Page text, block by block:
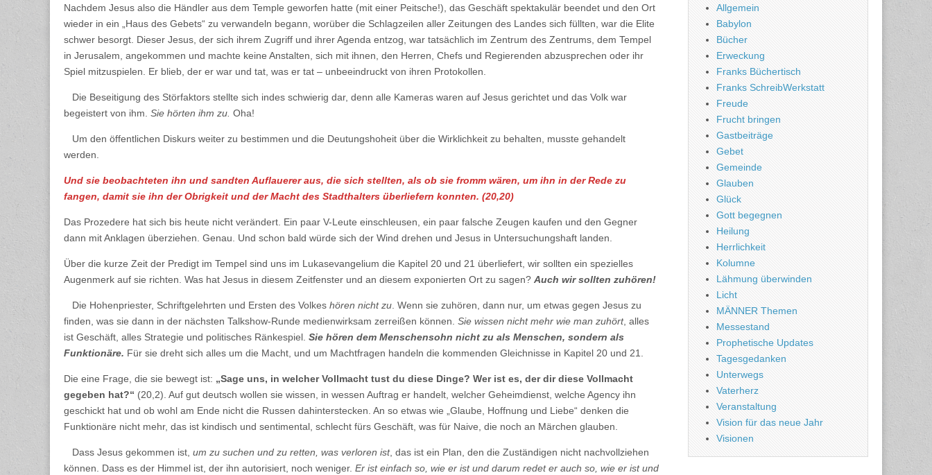
Nachdem Jesus also die Händler aus dem Temple geworfen hatte (mit einer Peitsche!), das Geschäft spektakulär beendet und den Ort
wieder in ein „Haus des Gebets“ zu verwandeln begann, worüber die Schlagzeilen aller Zeitungen des Landes sich füllten, war die Elite
schwer besorgt. Dieser Jesus, der sich ihrem Zugriff und ihrer Agenda entzog, war tatsächlich im Zentrum des Zentrums, dem Tempel
in Jerusalem, angekommen und machte keine Anstalten, sich mit ihnen, den Herren, Chefs und Regierenden abzusprechen oder ihr
Spiel mitzuspielen. Er blieb, der er war und tat, was er tat – unbeeindruckt von ihren Protokollen.
Die Beseitigung des Störfaktors stellte sich indes schwierig dar, denn alle Kameras waren auf Jesus gerichtet und das Volk war
begeistert von ihm. Sie hörten ihm zu. Oha!
Um den öffentlichen Diskurs weiter zu bestimmen und die Deutungshoheit über die Wirklichkeit zu behalten, musste gehandelt
werden.
Und sie beobachteten ihn und sandten Auflauerer aus, die sich stellten, als ob sie fromm wären, um ihn in der Rede zu
fangen, damit sie ihn der Obrigkeit und der Macht des Stadthalters überliefern konnten. (20,20)
Das Prozedere hat sich bis heute nicht verändert. Ein paar V-Leute einschleusen, ein paar falsche Zeugen kaufen und den Gegner
dann mit Anklagen überziehen. Genau. Und schon bald würde sich der Wind drehen und Jesus in Untersuchungshaft landen.
Über die kurze Zeit der Predigt im Tempel sind uns im Lukasevangelium die Kapitel 20 und 21 überliefert, wir sollten ein spezielles
Augenmerk auf sie richten. Was hat Jesus in diesem Zeitfenster und an diesem exponierten Ort zu sagen? Auch wir sollten zuhören!
Die Hohenpriester, Schriftgelehrten und Ersten des Volkes hören nicht zu. Wenn sie zuhören, dann nur, um etwas gegen Jesus zu
finden, was sie dann in der nächsten Talkshow-Runde medienwirksam zerreißen können. Sie wissen nicht mehr wie man zuhört, alles
ist Geschäft, alles Strategie und politisches Ränkespiel. Sie hören dem Menschensohn nicht zu als Menschen, sondern als
Funktionäre. Für sie dreht sich alles um die Macht, und um Machtfragen handeln die kommenden Gleichnisse in Kapitel 20 und 21.
Die eine Frage, die sie bewegt ist: „Sage uns, in welcher Vollmacht tust du diese Dinge? Wer ist es, der dir diese Vollmacht
gegeben hat?“ (20,2). Auf gut deutsch wollen sie wissen, in wessen Auftrag er handelt, welcher Geheimdienst, welche Agency ihn
geschickt hat und ob wohl am Ende nicht die Russen dahinterstecken. An so etwas wie „Glaube, Hoffnung und Liebe“ denken die
Funktionäre nicht mehr, das ist kindisch und sentimental, schlecht fürs Geschäft, was für Naive, die noch an Märchen glauben.
Dass Jesus gekommen ist, um zu suchen und zu retten, was verloren ist, das ist ein Plan, den die Zuständigen nicht nachvollziehen
können. Dass es der Himmel ist, der ihn autorisiert, noch weniger. Er ist einfach so, wie er ist und darum redet er auch so, wie er ist und
Allgemein
Babylon
Bücher
Erweckung
Franks Büchertisch
Franks SchreibWerkstatt
Freude
Frucht bringen
Gastbeiträge
Gebet
Gemeinde
Glauben
Glück
Gott begegnen
Heilung
Herrlichkeit
Kolumne
Lähmung überwinden
Licht
MÄNNER Themen
Messestand
Prophetische Updates
Tagesgedanken
Unterwegs
Vaterherz
Veranstaltung
Vision für das neue Jahr
Visionen